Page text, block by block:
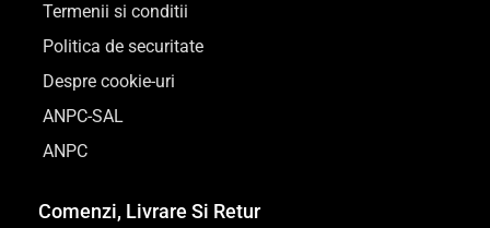
Termenii si conditii
Politica de securitate
Despre cookie-uri
ANPC-SAL
ANPC
Comenzi, Livrare Si Retur